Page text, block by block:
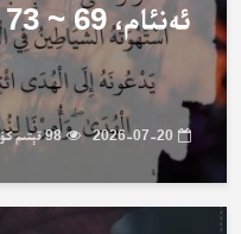
ئەنئام، 69 ~ 73 – ئايەتلەرنىڭ...
2026-07-20 98 قېتىم كۆرۈلدى